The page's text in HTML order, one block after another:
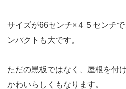
サイズが66センチ×４５センチ
ンパクトも大です。
ただの黒板ではなく、屋根を付
かわいらしくもなります。